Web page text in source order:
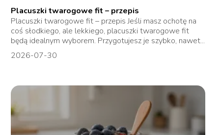
Placuszki twarogowe fit – przepis
Placuszki twarogowe fit – przepis Jeśli masz ochotę na
coś słodkiego, ale lekkiego, placuszki twarogowe fit
będą idealnym wyborem. Przygotujesz je szybko, nawet...
2026-07-30